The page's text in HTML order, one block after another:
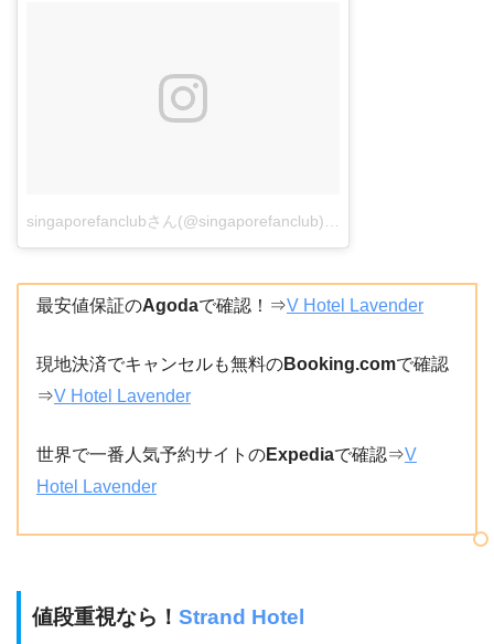
最安値保証のAgodaで確認！⇒V Hotel Lavender
現地決済でキャンセルも無料のBooking.comで確認
⇒V Hotel Lavender
世界で一番人気予約サイトのExpediaで確認⇒V
Hotel Lavender
値段重視なら！ Strand Hotel